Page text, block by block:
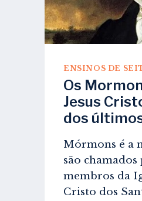
ENSINOS DE
Os
Jesus
dos
Mórmons é a
são
membros da
Cristo dos